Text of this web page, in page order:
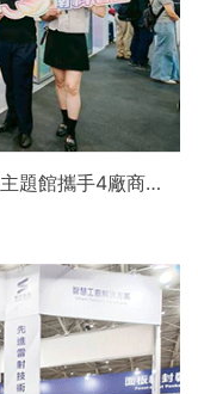
題館攜手4廠商